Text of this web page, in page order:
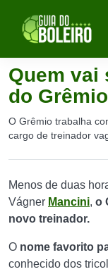
Quem vai
do
O Grêmio trabalha
cargo de treinador
Menos de duas
Vágner Mancini, o
novo treinador.
O nome favorito
conhecido dos